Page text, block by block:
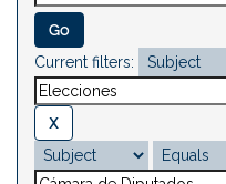
Current filters: